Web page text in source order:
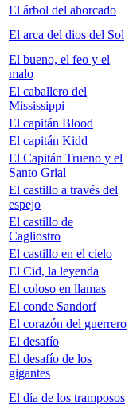
El árbol del ahorcado
El arca del dios del Sol
El bueno, el feo y el
malo
El caballero del
Mississippi
El capitán Blood
El capitán Kidd
El Capitán Trueno y el
Santo Grial
El castillo a través del
espejo
El castillo de
Cagliostro
El castillo en el cielo
El Cid, la leyenda
El coloso en llamas
El conde Sandorf
El corazón del guerrero
El desafío
El desafío de los
gigantes
El día de los tramposos